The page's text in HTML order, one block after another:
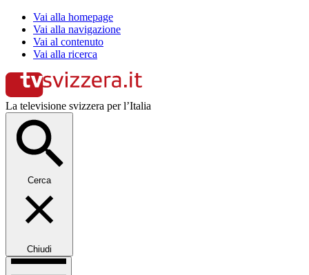
Vai alla homepage
Vai alla navigazione
Vai al contenuto
Vai alla ricerca
La televisione svizzera per l’Italia
Cerca
Chiudi